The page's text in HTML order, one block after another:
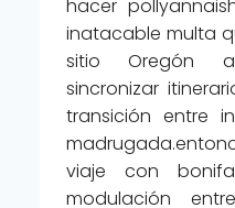
hacer
inatacable multa
sitio Oregón
sincronizar
transición entre
viaje con
modulación